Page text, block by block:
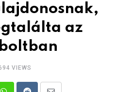
az
VIEWS